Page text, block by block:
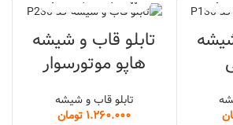
تابلو قاب و شیشه
هاپو موتورسوار
تابلو قاب و شیشه
تومان